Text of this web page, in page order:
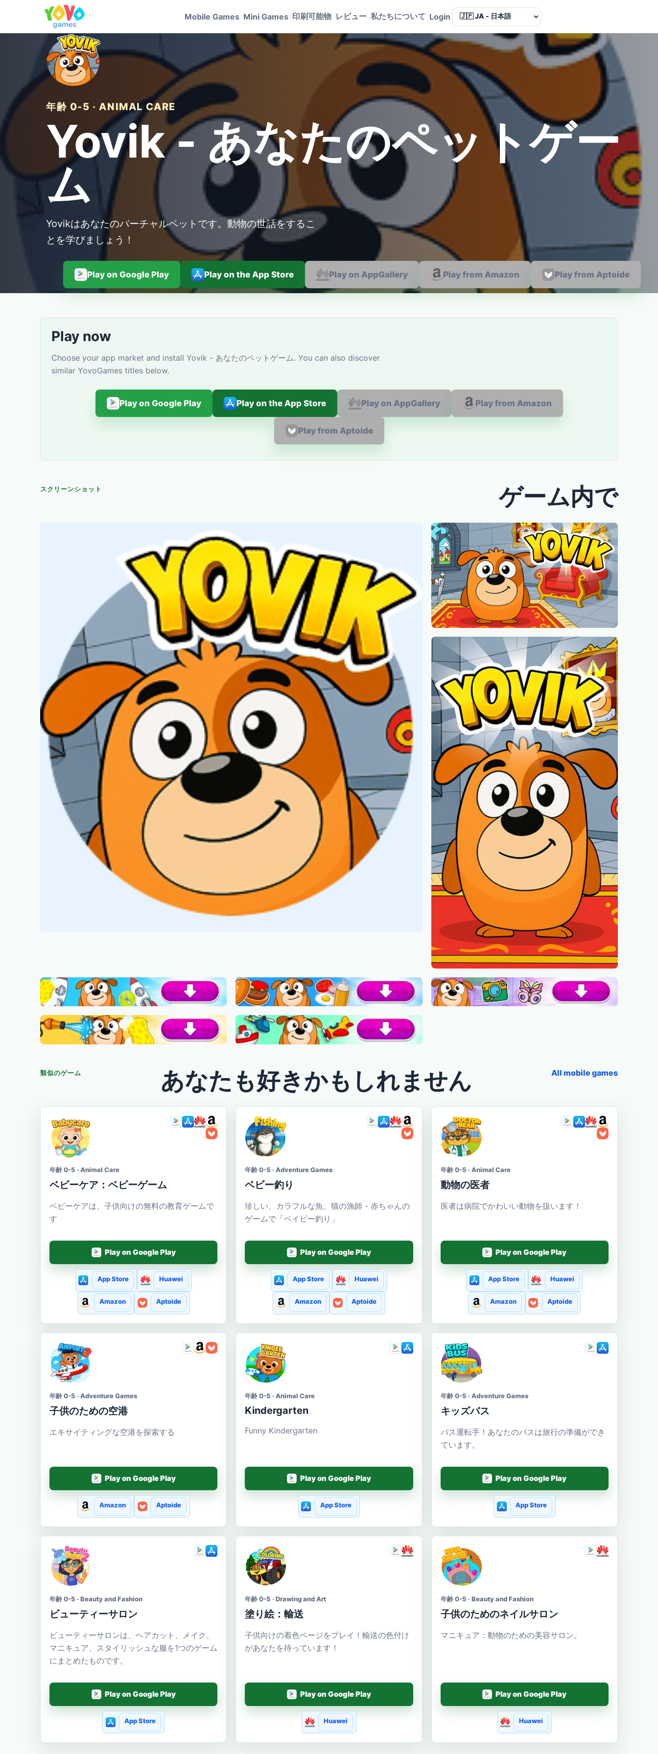
Mobile Games Mini Games 印刷可能物 レビュー 私たちについて Login Language
年齢 0-5 · ANIMAL CARE
Yovik - あなたのペットゲー
ム
Yovikはあなたのバーチャルペットです。動物の世話をするこ
とを学びましょう！
Play on Google Play Play on the App Store Play on AppGallery Play from Amazon Play from Aptoide
Play now
Choose your app market and install Yovik - あなたのペットゲーム. You can also discover
similar YovoGames titles below.
Play on Google Play Play on the App Store Play on AppGallery Play from Amazon
Play from Aptoide
スクリーンショット ゲーム内で
類似のゲーム あなたも好きかもしれません All mobile games
年齢 0-5 · Animal Care
ベビーケア：ベビーゲーム
ベビーケアは、子供向けの無料の教育ゲームで
す
Play on Google Play
App Store Huawei
Amazon Aptoide
年齢 0-5 · Adventure Games
ベビー釣り
珍しい、カラフルな魚、猫の漁師 - 赤ちゃんの
ゲームで「ベイビー釣り」
Play on Google Play
App Store Huawei
Amazon Aptoide
年齢 0-5 · Animal Care
動物の医者
医者は病院でかわいい動物を扱います！
Play on Google Play
App Store Huawei
Amazon Aptoide
年齢 0-5 · Adventure Games
子供のための空港
エキサイティングな空港を探索する
Play on Google Play
Amazon Aptoide
年齢 0-5 · Animal Care
Kindergarten
Funny Kindergarten
Play on Google Play
App Store
年齢 0-5 · Adventure Games
キッズバス
バス運転手！あなたのバスは旅行の準備ができ
ています。
Play on Google Play
App Store
年齢 0-5 · Beauty and Fashion
ビューティーサロン
ビューティーサロンは、ヘアカット、メイク、
マニキュア、スタイリッシュな服を1つのゲーム
にまとめたものです。
Play on Google Play
App Store
年齢 0-5 · Drawing and Art
塗り絵：輸送
子供向けの着色ページをプレイ！輸送の色付け
があなたを待っています！
Play on Google Play
Huawei
年齢 0-5 · Beauty and Fashion
子供のためのネイルサロン
マニキュア：動物のための美容サロン。
Play on Google Play
Huawei